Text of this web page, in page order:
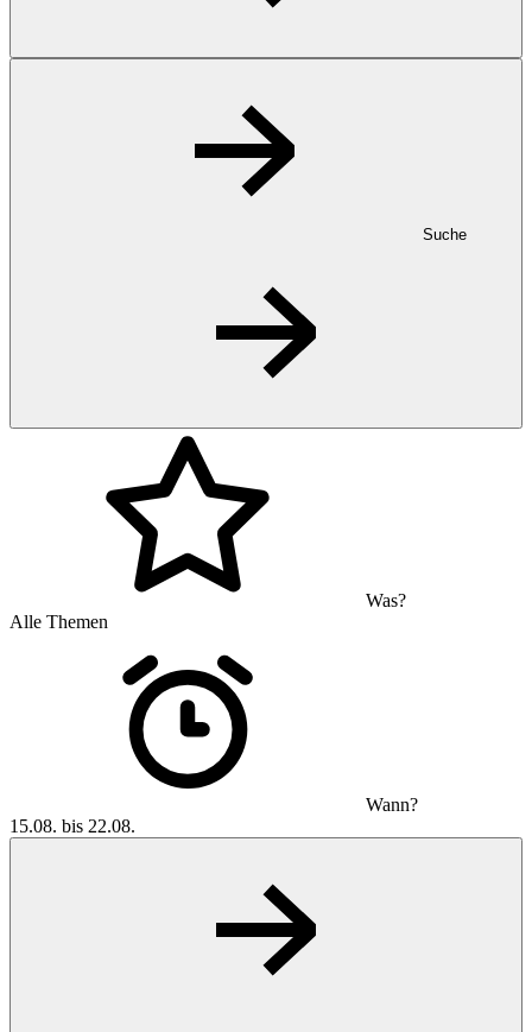
Suche
Was?
Alle Themen
Wann?
15.08. bis 22.08.